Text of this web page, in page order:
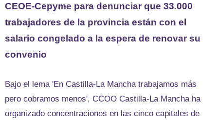
CEOE-Cepyme para denunciar que 33.000
trabajadores de la provincia están con el
salario congelado a la espera de renovar su
convenio
Bajo el lema 'En Castilla-La Mancha trabajamos más
pero cobramos menos', CCOO Castilla-La Mancha ha
organizado concentraciones en las cinco capitales de